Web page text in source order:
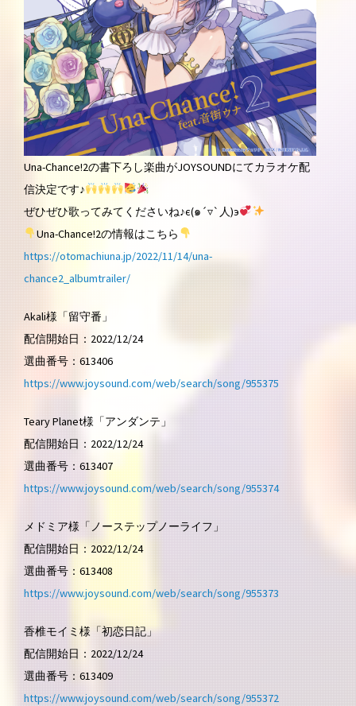
Una-Chance!2の書下ろし楽曲がJOYSOUNDにてカラオケ配
信決定です♪
ぜひぜひ歌ってみてくださいね♪є(๑´▿`人)э
Una-Chance!2の情報はこちら
https://otomachiuna.jp/2022/11/14/una-
chance2_albumtrailer/
Akali様「留守番」
配信開始日：2022/12/24
選曲番号：613406
https://www.joysound.com/web/search/song/955375
Teary Planet様「アンダンテ」
配信開始日：2022/12/24
選曲番号：613407
https://www.joysound.com/web/search/song/955374
メドミア様「ノーステップノーライフ」
配信開始日：2022/12/24
選曲番号：613408
https://www.joysound.com/web/search/song/955373
香椎モイミ様「初恋日記」
配信開始日：2022/12/24
選曲番号：613409
https://www.joysound.com/web/search/song/955372